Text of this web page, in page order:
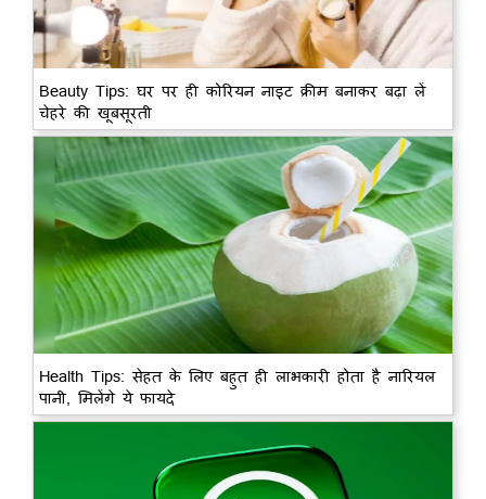
Beauty Tips: घर पर ही कोरियन नाइट क्रीम बनाकर बढ़ा लें
चेहरे की खूबसूरती
Health Tips: सेहत के लिए बहुत ही लाभकारी होता है नारियल
पानी, मिलेंगे ये फायदे